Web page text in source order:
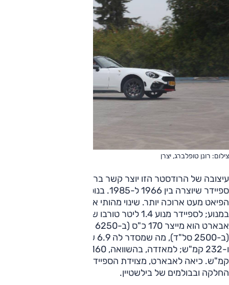
צילום: רונן טופלברג, יצרן
ספיידר שיוצרה בין 1966 ל-1985. בנוסף ובהשוואה למאזדה,
במנוע; לספיידר מנוע 1.4 ליטר טורבו של פיאט, ובגרסה זו של
קמ"ש. כיאה לאבארט, מצוידת הספיידר בדיפרנציאל מוגבל
החלקה ובבולמים של בילשטיין.